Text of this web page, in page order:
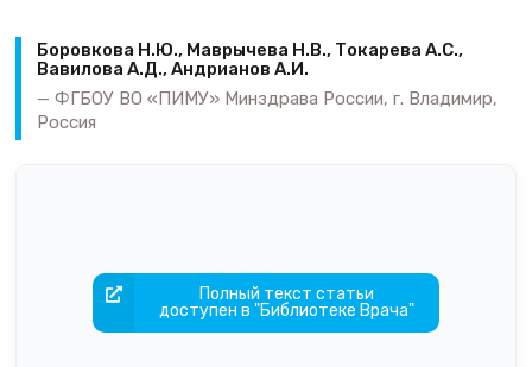
Боровкова Н.Ю., Маврычева Н.В., Токарева А.С.,
Вавилова А.Д., Андрианов А.И.
ФГБОУ ВО «ПИМУ» Минздрава России, г. Владимир,
Россия
Полный текст статьи
доступен в "Библиотеке Врача"